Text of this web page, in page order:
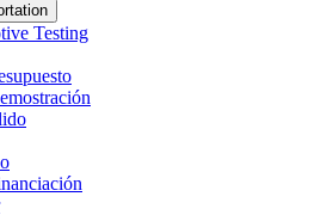
Testing